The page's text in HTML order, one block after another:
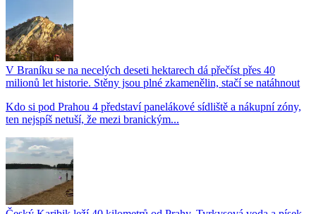
V Braníku se na necelých deseti hektarech dá přečíst přes 40
milionů let historie. Stěny jsou plné zkamenělin, stačí se natáhnout
Kdo si pod Prahou 4 představí panelákové sídliště a nákupní zóny,
ten nejspíš netuší, že mezi branickým...